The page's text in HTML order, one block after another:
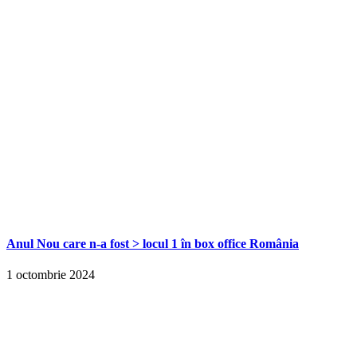
Anul Nou care n-a fost > locul 1 în box office România
1 octombrie 2024